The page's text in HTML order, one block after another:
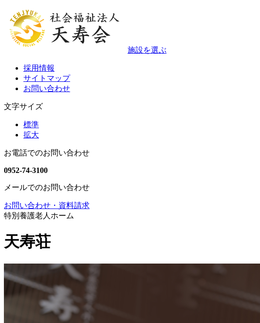
施設を選ぶ
採用情報
サイトマップ
お問い合わせ
文字サイズ
標準
拡大
お電話でのお問い合わせ
0952-74-3100
メールでのお問い合わせ
お問い合わせ・資料請求
特別養護老人ホーム
天寿荘